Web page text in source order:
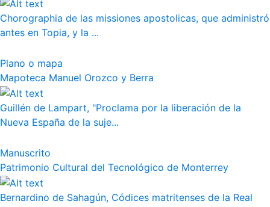
Chorographia de las missiones apostolicas, que administró
antes en Topia, y la ...
Plano o mapa
Mapoteca Manuel Orozco y Berra
Guillén de Lampart, "Proclama por la liberación de la
Nueva España de la suje...
Manuscrito
Patrimonio Cultural del Tecnológico de Monterrey
Bernardino de Sahagún, Códices matritenses de la Real